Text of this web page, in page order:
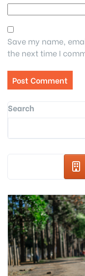
Save my name,
the next time I
Search